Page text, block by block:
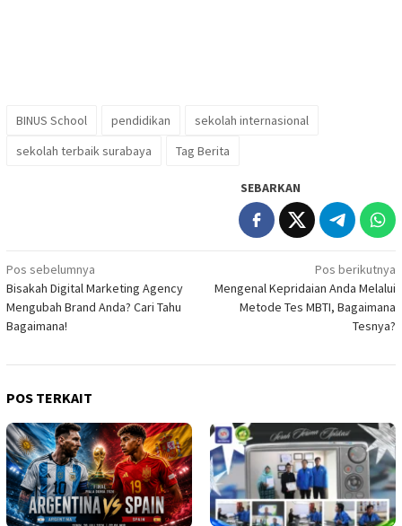
BINUS School pendidikan
sekolah internasional
sekolah terbaik surabaya
Tag Berita
SEBARKAN
Navigasi
pos
Pos sebelumnya
Bisakah Digital Marketing Agency
Mengubah Brand Anda? Cari Tahu
Bagaimana!
Pos berikutnya
Mengenal Kepridaian Anda Melalui
Metode Tes MBTI, Bagaimana
Tesnya?
POS TERKAIT